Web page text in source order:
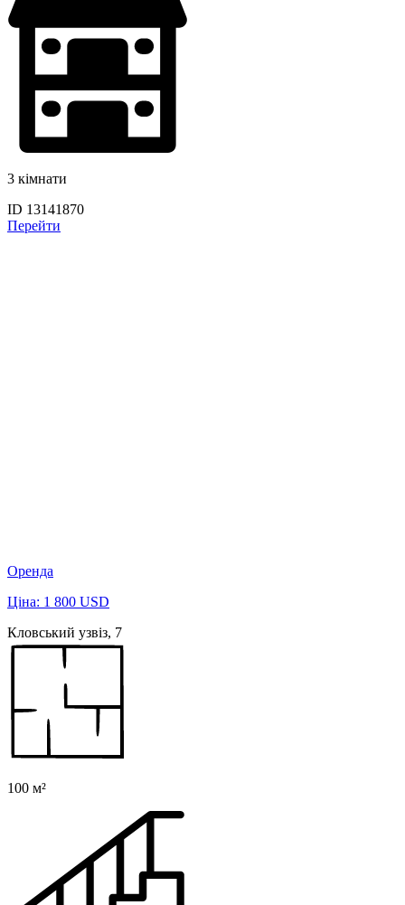
3 кімнати
ID 13141870
Перейти
Оренда
Ціна: 1 800 USD
Кловський узвіз, 7
100 м²